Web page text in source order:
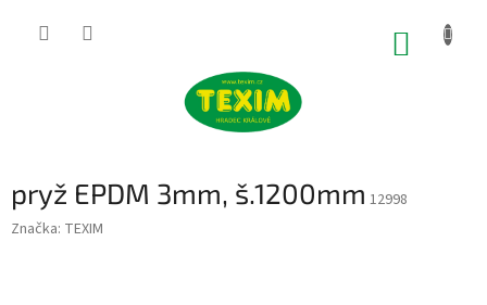
pryž EPDM 3mm, š.1200mm 12998
Značka: TEXIM